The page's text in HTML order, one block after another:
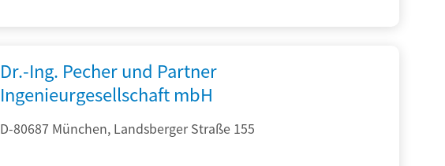
Dr.-Ing. Pecher und Partner
Ingenieurgesellschaft mbH
D-80687 München, Landsberger Straße 155